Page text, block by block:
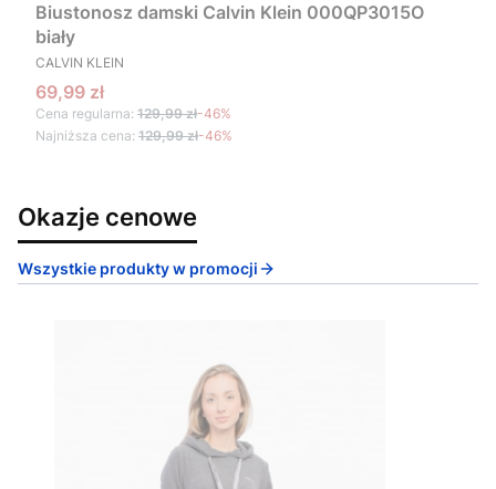
Biustonosz damski Calvin Klein 000QP3015O
biały
PRODUCENT
CALVIN KLEIN
Cena promocyjna
69,99 zł
Cena regularna: 129,99 zł-46%
Najniższa cena: 129,99 zł-46%
Okazje cenowe
Wszystkie produkty w promocji